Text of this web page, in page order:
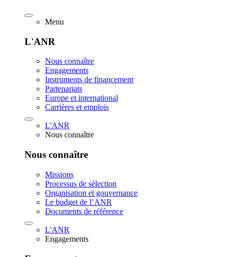
Menu
L'ANR
Nous connaître
Engagements
Instruments de financement
Partenariats
Europe et international
Carrières et emplois
L'ANR
Nous connaître
Nous connaître
Missions
Processus de sélection
Organisation et gouvernance
Le budget de l’ANR
Documents de référence
L'ANR
Engagements